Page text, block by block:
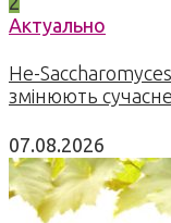
Актуально
Не-
змінюють
07.08.2026